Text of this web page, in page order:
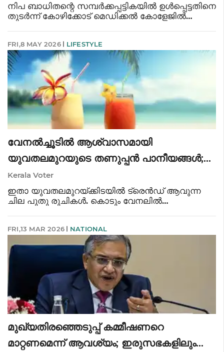
നിപ ബാധിതന്റെ സമ്പർക്കപ്പട്ടികയിൽ ഉൾപ്പെട്ടതിനെ
തുടർന്ന് കോഴിക്കോട് മെഡിക്കൽ കോളേജിൽ
സമ്പർക്കപ്പട്ടികയിലുണ്ടായിരുന്ന നിരീക്ഷണ ക
FRI,8 MAY 2026 LIFESTYLE
വേനൽച്ചൂടിൽ ആശ്വാസമായി
യുവതലമുറയുടെ തണുപ്പൻ പാനീയങ്ങൾ;
ശ്രദ്ധ നേടുന്ന പുതു രുചികൾ
Kerala Voter
ഇതാ യുവതലമുറയ്ക്കിടയിൽ ട്രെൻഡ് ആവുന്ന
ചില പുതു രുചികൾ. കൊടും വേനലിൽ
കോഫി കോഫി പ്രേമികൾക്കിടയിൽ വലിയ
സ്വീകാര്യത നേടിയ പാനീയ
FRI,13 MAR 2026 NATIONAL
മുഖ്യതിരഞ്ഞെടുപ്പ് കമ്മീഷണറെ
മാറ്റണമെന്ന് ആവശ്യം; ഇരുസഭകളിലും